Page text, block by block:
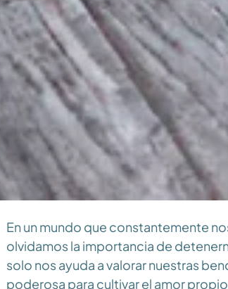
En un mundo que constantemente
olvidamos la importancia de
solo nos ayuda a valorar nuestras
poderosa para cultivar el amor